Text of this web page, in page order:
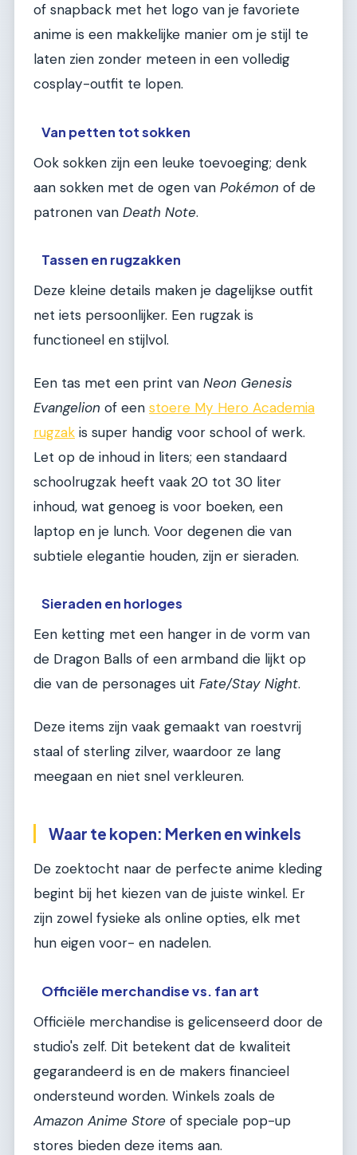
of snapback met het logo van je favoriete
anime is een makkelijke manier om je stijl te
laten zien zonder meteen in een volledig
cosplay-outfit te lopen.
Van petten tot sokken
Ook sokken zijn een leuke toevoeging; denk
aan sokken met de ogen van Pokémon of de
patronen van Death Note.
Tassen en rugzakken
Deze kleine details maken je dagelijkse outfit
net iets persoonlijker. Een rugzak is
functioneel en stijlvol.
Een tas met een print van Neon Genesis
Evangelion of een stoere My Hero Academia
rugzak is super handig voor school of werk.
Let op de inhoud in liters; een standaard
schoolrugzak heeft vaak 20 tot 30 liter
inhoud, wat genoeg is voor boeken, een
laptop en je lunch. Voor degenen die van
subtiele elegantie houden, zijn er sieraden.
Sieraden en horloges
Een ketting met een hanger in de vorm van
de Dragon Balls of een armband die lijkt op
die van de personages uit Fate/Stay Night.
Deze items zijn vaak gemaakt van roestvrij
staal of sterling zilver, waardoor ze lang
meegaan en niet snel verkleuren.
Waar te kopen: Merken en winkels
De zoektocht naar de perfecte anime kleding
begint bij het kiezen van de juiste winkel. Er
zijn zowel fysieke als online opties, elk met
hun eigen voor- en nadelen.
Officiële merchandise vs. fan art
Officiële merchandise is gelicenseerd door de
studio's zelf. Dit betekent dat de kwaliteit
gegarandeerd is en de makers financieel
ondersteund worden. Winkels zoals de
Amazon Anime Store of speciale pop-up
stores bieden deze items aan.